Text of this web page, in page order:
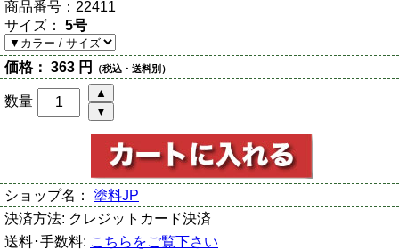
商品番号： 22411
サイズ： 5号
価格： 363 円 （税込・送料別）
数量
ショップ名： 塗料JP
決済方法: クレジットカード決済
送料･手数料: こちらをご覧下さい